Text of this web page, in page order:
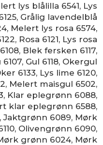
lys blålilla 6541, Lys
, Grålig lavendelblå
, Melert lys rosa 6574,
, Rosa 6121, Lys rosa
, Blek fersken 6117,
6107, Gul 6118, Okergul
6133, Lys lime 6120,
, Melert maisgul 6502,
, Klar eplegrønn 6088,
klar eplegrønn 6588,
,Jaktgrønn 6089, Mørk
, Olivengrønn 6090,
grønn 6024, Mørk